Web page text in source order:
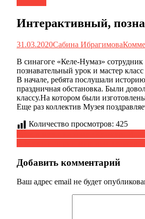
Интерактивный,
31.03.2020Сабина Ибрагимова
В синагоге «Келе-Нумаз»
познавательный урок и мастер
В начале, ребята послушали
праздничная обстановка. Были
классу.На котором были
Еще раз коллектив Музея
Количество просмотров: 425
Навигация
по
записям
Добавить комментарий
Ваш адрес email не будет